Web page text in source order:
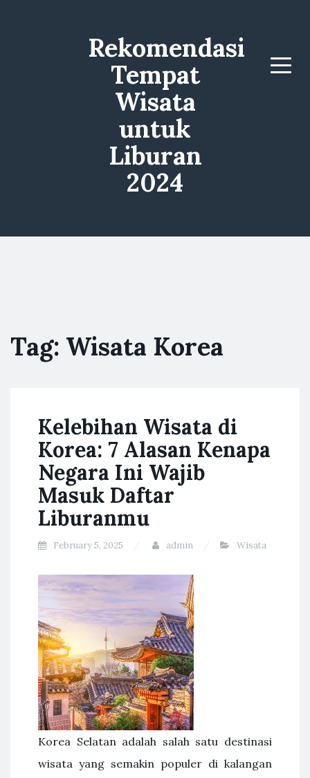
Rekomendasi
Tempat
Wisata
untuk
Liburan
2024
Menu
Tag: Wisata Korea
Kelebihan Wisata di
Korea: 7 Alasan Kenapa
Negara Ini Wajib
Masuk Daftar
Liburanmu
February 5, 2025 admin Wisata
Korea Selatan adalah salah satu destinasi
wisata yang semakin populer di kalangan